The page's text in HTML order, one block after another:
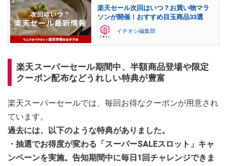
楽天セール次回はいつ？お買い物マラ
ソンが開催！おすすめ目玉商品33選
イチオシ編集部
楽天スーパーセール期間中、半額商品登場や限定
クーポン配布などうれしい特典が豊富
楽天スーパーセールでは、毎回お得なクーポンが用意され
ています。
過去には、以下のような特典がありました。
・抽選でお得度が変わる「スーパーSALEスロット」キャ
ンペーンを実施。告知期間中に毎日1回チャレンジできま